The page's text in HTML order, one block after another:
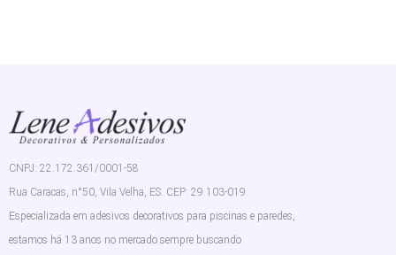
CNPJ: 22.172.361/0001-58
Rua Caracas, n°50, Vila Velha, ES. CEP: 29.103-019.
Especializada em adesivos decorativos para piscinas e paredes,
estamos há 13 anos no mercado sempre buscando